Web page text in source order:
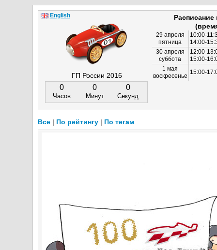
ГП России 2016
0
Часов
0
Минут
0
Секунд
29 апреля
пятница
10:00-
14:00-
30 апреля
суббота
12:00-
15:00-
1 мая
воскресенье
15:00-
English
Все| По рейтингу| По тегам